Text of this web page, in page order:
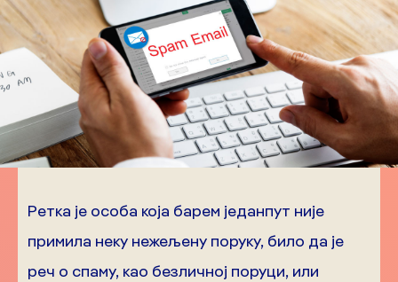
Ретка је особа која барем једанпут није
примила неку нежељену поруку, било да је
реч о спаму, као безличној поруци, или